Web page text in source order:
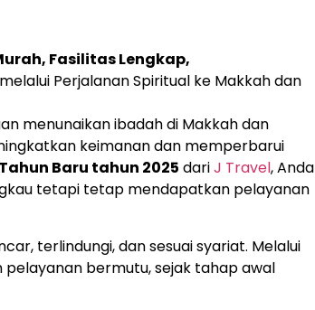
Fasilitas Lengkap,
Perjalanan Spiritual ke Makkah dan
menunaikan ibadah di Makkah dan
keimanan dan memperbarui
Baru tahun 2025 dariJ Travel, Anda
tetapi tetap mendapatkan pelayanan
terlindungi, dan sesuai syariat. Melalui
bermutu, sejak tahap awal